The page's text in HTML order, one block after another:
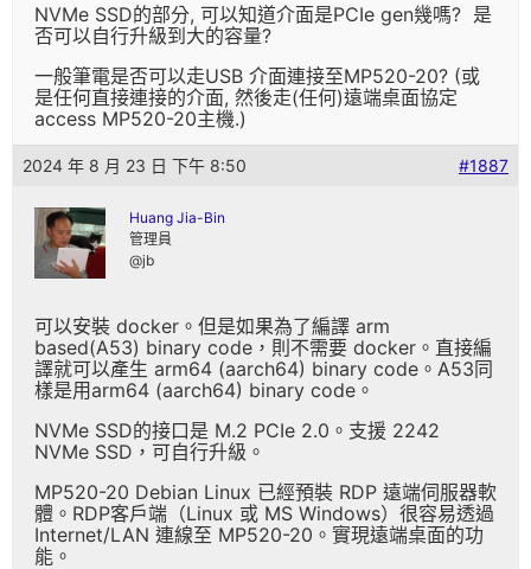
NVMe SSD的部分, 可以知道介面是PCIe gen幾嗎? 是
否可以自行升級到大的容量?
一般筆電是否可以走USB 介面連接至MP520-20? (或
是任何直接連接的介面, 然後走(任何)遠端桌面協定
access MP520-20主機.)
2024 年 8 月 23 日 下午 8:50 #1887
Huang Jia-Bin
管理員
@jb
可以安裝 docker。但是如果為了編譯 arm
based(A53) binary code，則不需要 docker。直接編
譯就可以產生 arm64 (aarch64) binary code。A53同
樣是用arm64 (aarch64) binary code。
NVMe SSD的接口是 M.2 PCIe 2.0。支援 2242
NVMe SSD，可自行升級。
MP520-20 Debian Linux 已經預裝 RDP 遠端伺服器軟
體。RDP客戶端（Linux 或 MS Windows）很容易透過
Internet/LAN 連線至 MP520-20。實現遠端桌面的功
能。